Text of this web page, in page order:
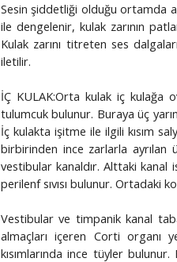
Sesin şiddetliği olduğu ortamda
ile dengelenir, kulak zarının
Kulak zarını titreten ses
iletilir.
İÇ KULAK:Orta kulak iç kulağa
tulumcuk bulunur. Buraya üç
İç kulakta işitme ile ilgili kısım
birbirinden ince zarlarla ayrılan
vestibular kanaldır. Alttaki kanal
perilenf sıvısı bulunur. Ortadaki
Vestibular ve timpanik kanal
almaçları içeren Corti organı
kısımlarında ince tüyler